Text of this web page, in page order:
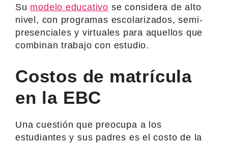
Su modelo educativo se considera de alto
nivel, con programas escolarizados, semi-
presenciales y virtuales para aquellos que
combinan trabajo con estudio.
Costos de matrícula
en la EBC
Una cuestión que preocupa a los
estudiantes y sus padres es el costo de la